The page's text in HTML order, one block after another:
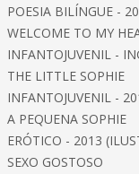
POESIA BILÍNGUE -
WELCOME TO MY
INFANTOJUVENIL -
THE LITTLE SOPHIE
INFANTOJUVENIL -
A PEQUENA SOPHIE
ERÓTICO - 2013
SEXO GOSTOSO